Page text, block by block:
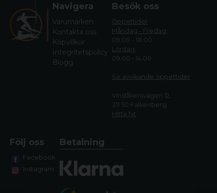
Navigera
Varumärken
Kontakta oss
Köpvillkor
Integritetspolicy
Blogg
Besök oss
Öppettider
Måndag - Fredag:
09.00 - 18.00
Lördag:
09.00 - 14.00
Se avvikande öppettider
Vindåkersvägen 12,
311 50 Falkenberg
Hitta hit
Följ oss
Facebook
Instagram
Betalning